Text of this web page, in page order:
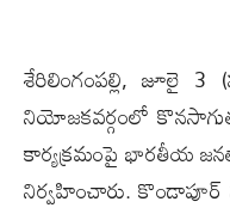
శేరిలింగంప‌ల్లి, జూలై 3
నియోజకవర్గంలో
కార్యక్రమంపై భారతీయ
నిర్వహించారు.